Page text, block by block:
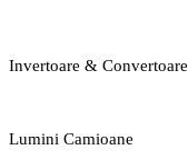
Invertoare & Convertoare
Lumini Camioane